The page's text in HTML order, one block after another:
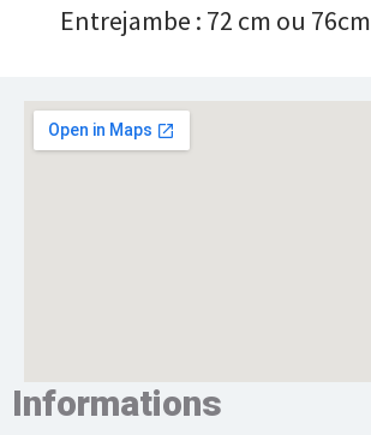
Entrejambe : 72 cm ou 76cm
Informations